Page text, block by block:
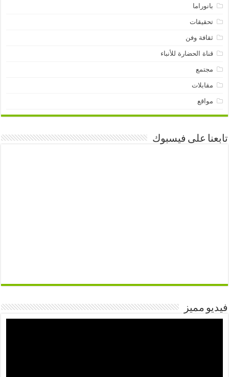
بانوراما
تحقيقات
ثقافة وفن
قناة الحضارة للأنباء
مجتمع
مقابلات
مواقع
تابعنا على فيسبوك
فيديو مميز